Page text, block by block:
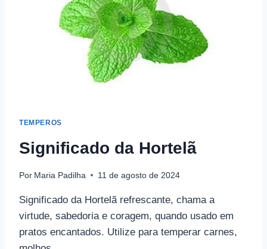
TEMPEROS
Significado da Hortelã
Por Maria Padilha 11 de agosto de 2024
Significado da Hortelã refrescante, chama a
virtude, sabedoria e coragem, quando usado em
pratos encantados. Utilize para temperar carnes,